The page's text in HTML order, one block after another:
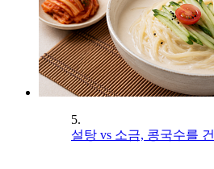
5.
설탕 vs 소금, 콩국수를